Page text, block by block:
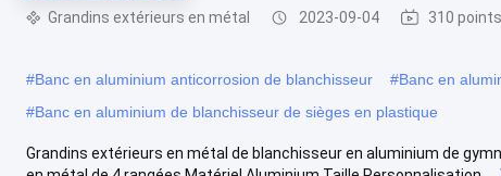
Grandins extérieurs en métal 2023-09-04 310
#Banc en aluminium anticorrosion de blanchisseur #Banc en
#Banc en aluminium de blanchisseur de sièges en plastique
Grandins extérieurs en métal de blanchisseur en aluminium de